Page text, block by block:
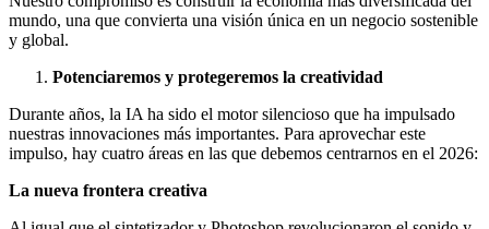
mundo, una que convierta una visión única en un negocio sostenible
y global.
Potenciaremos y protegeremos la creatividad
Durante años, la IA ha sido el motor silencioso que ha impulsado
nuestras innovaciones más importantes. Para aprovechar este
impulso, hay cuatro áreas en las que debemos centrarnos en el 2026:
La nueva frontera creativa